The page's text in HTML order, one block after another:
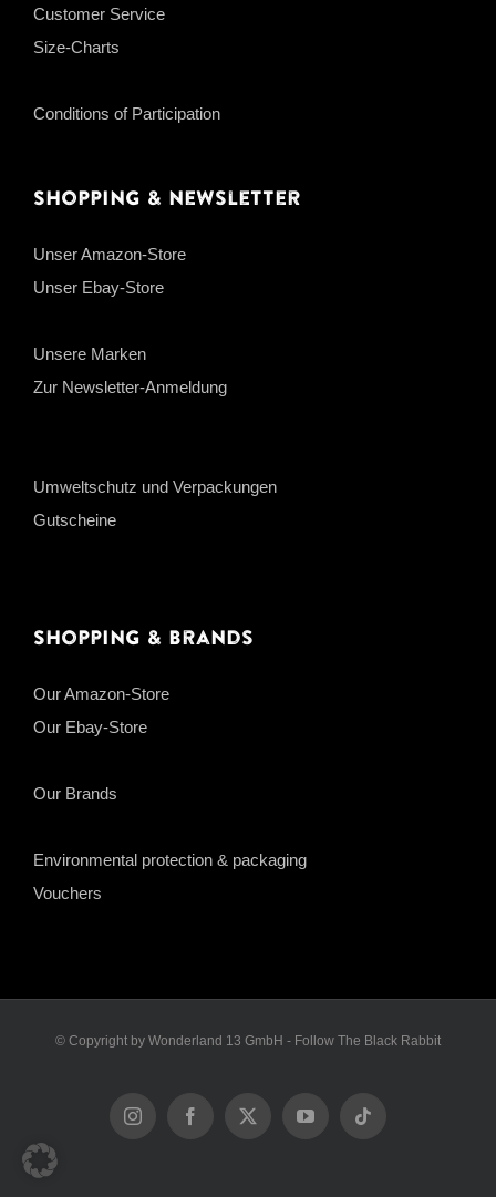
Customer Service
Size-Charts
Conditions of Participation
Shopping & Newsletter
Unser Amazon-Store
Unser Ebay-Store
Unsere Marken
Zur Newsletter-Anmeldung
Umweltschutz und Verpackungen
Gutscheine
Shopping & Brands
Our Amazon-Store
Our Ebay-Store
Our Brands
Environmental protection & packaging
Vouchers
© Copyright by Wonderland 13 GmbH - Follow The Black Rabbit
InstagramFacebook
X YouTubeTiktok